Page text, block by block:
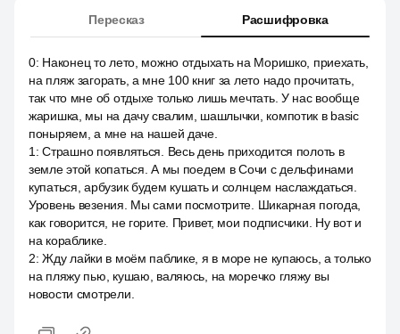
Пересказ Расшифровка
0: Наконец то лето, можно отдыхать на Моришко, приехать,
на пляж загорать, а мне 100 книг за лето надо прочитать,
так что мне об отдыхе только лишь мечтать. У нас вообще
жаришка, мы на дачу свалим, шашлычки, компотик в basic
поныряем, а мне на нашей даче.
1 :Страшно появляться. Весь день приходится полоть в
земле этой копаться. А мы поедем в Сочи с дельфинами
купаться, арбузик будем кушать и солнцем наслаждаться.
Уровень везения. Мы сами посмотрите. Шикарная погода,
как говорится, не горите. Привет, мои подписчики. Ну вот и
на кораблике.
2:Жду лайки в моём паблике, я в море не купаюсь, а только
на пляжу пью, кушаю, валяюсь, на моречко гляжу вы
новости смотрели.